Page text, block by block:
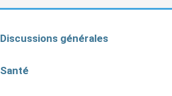
Discussions générales
Santé